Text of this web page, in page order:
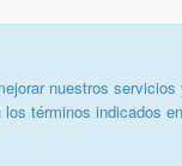
nuestros
términos indicados